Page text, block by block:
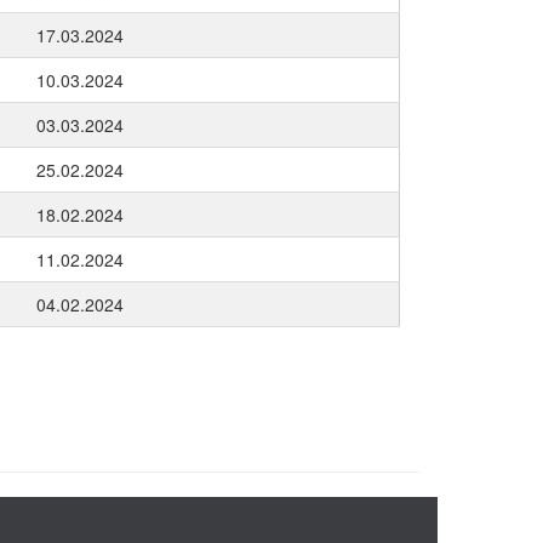
17.03.2024
10.03.2024
03.03.2024
25.02.2024
18.02.2024
11.02.2024
04.02.2024